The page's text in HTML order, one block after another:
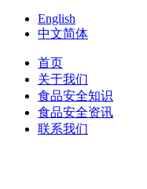
English
中文简体
首页
关于我们
食品安全知识
食品安全资讯
联系我们